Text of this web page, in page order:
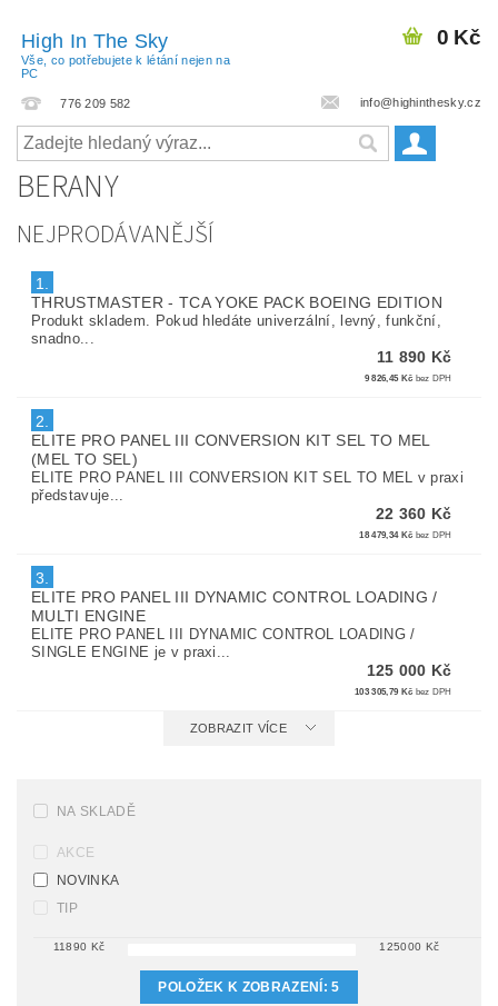
High In The Sky
Vše, co potřebujete k létání nejen na
PC
776 209 582 info@highinthesky.cz
0 Kč
BERANY
NEJPRODÁVANĚJŠÍ
1.
THRUSTMASTER - TCA YOKE PACK BOEING EDITION
Produkt skladem. Pokud hledáte univerzální, levný, funkční,
snadno...
11 890 Kč
9 826,45 Kč bez DPH
2.
ELITE PRO PANEL III CONVERSION KIT SEL TO MEL
(MEL TO SEL)
ELITE PRO PANEL III CONVERSION KIT SEL TO MEL v praxi
představuje...
22 360 Kč
18 479,34 Kč bez DPH
3.
ELITE PRO PANEL III DYNAMIC CONTROL LOADING /
MULTI ENGINE
ELITE PRO PANEL III DYNAMIC CONTROL LOADING /
SINGLE ENGINE je v praxi...
125 000 Kč
103 305,79 Kč bez DPH
ZOBRAZIT VÍCE
NA SKLADĚ
AKCE
NOVINKA
TIP
11890 Kč 125000 Kč
POLOŽEK K ZOBRAZENÍ:5